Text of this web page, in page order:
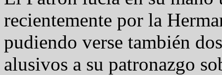
recientemente por la
pudiendo verse también
alusivos a su patronazgo